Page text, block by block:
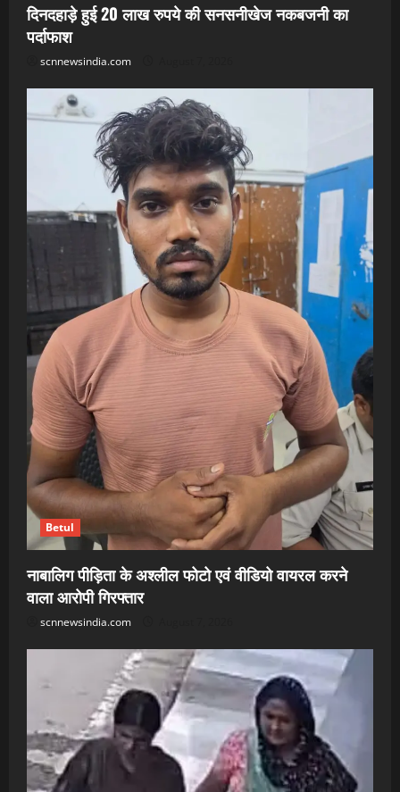
दिनदहाड़े हुई 20 लाख रुपये की सनसनीखेज नकबजनी का
पर्दाफाश
scnnewsindia.com
Betul
नाबालिग पीड़िता के अश्लील फोटो एवं वीडियो वायरल करने
वाला आरोपी गिरफ्तार
scnnewsindia.com